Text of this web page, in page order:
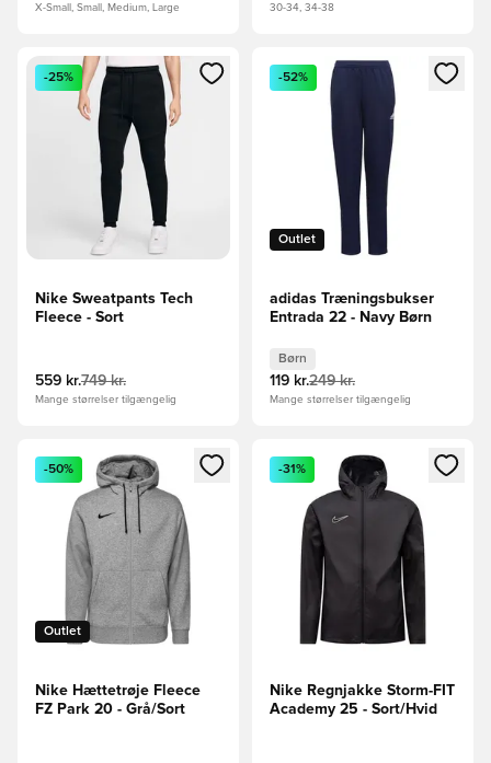
X-Small, Small, Medium, Large 30-34, 34-38
Åbner en Modal til at logge ind eller tilmelde dig som
-25%
Nike Sweatpants Tech
Fleece - Sort
559 kr.749 kr.
Mange størrelser tilgængelig
Åbner en Modal til at logge
Outlet
-52%
adidas Træningsbukser
Entrada 22 - Navy Børn
Børn
119 kr.249 kr.
Mange størrelser tilgængelig
Åbner en Modal til at logge ind eller tilmelde dig som
Outlet
-50%
Nike Hættetrøje Fleece
FZ Park 20 - Grå/Sort
Åbner en Modal til at logge
-31%
Nike Regnjakke Storm-FIT
Academy 25 - Sort/Hvid